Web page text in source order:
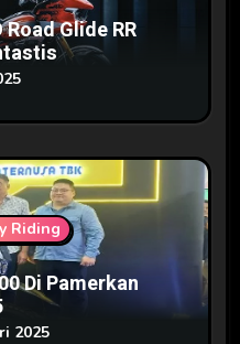
Glide RR
Riding
Di Pamerkan
2025